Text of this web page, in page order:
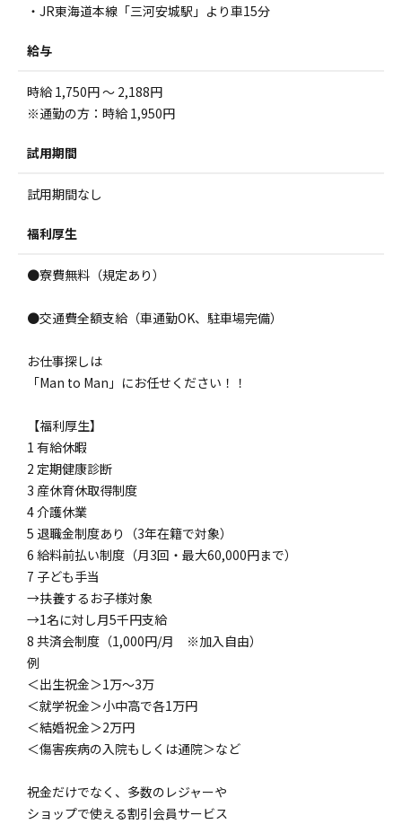
・JR東海道本線「三河安城駅」より車15分
給与
時給 1,750円 ～ 2,188円
※通勤の方：時給 1,950円
試用期間
試用期間なし
福利厚生
●寮費無料（規定あり）
●交通費全額支給（車通勤OK、駐車場完備）
お仕事探しは
「Man to Man」にお任せください！！
【福利厚生】
1 有給休暇
2 定期健康診断
3 産休育休取得制度
4 介護休業
5 退職金制度あり（3年在籍で対象）
6 給料前払い制度（月3回・最大60,000円まで）
7 子ども手当
→扶養するお子様対象
→1名に対し月5千円支給
8 共済会制度（1,000円/月 ※加入自由）
例
＜出生祝金＞1万～3万
＜就学祝金＞小中高で各1万円
＜結婚祝金＞2万円
＜傷害疾病の入院もしくは通院＞など
祝金だけでなく、多数のレジャーや
ショップで使える割引会員サービス